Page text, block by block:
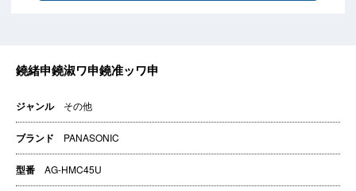
ジャンル その他
ブランド PANASONIC
型番 AG-HMC45U